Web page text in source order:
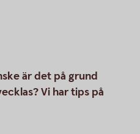
är det på grund
Vi har tips på